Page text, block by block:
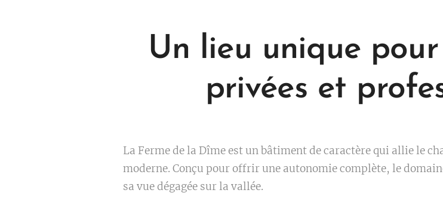
Un lieu unique
privées et
La Ferme de la Dîme est un bâtiment de caractère qui allie le
moderne. Conçu pour offrir une autonomie complète, le
sa vue dégagée sur la vallée.